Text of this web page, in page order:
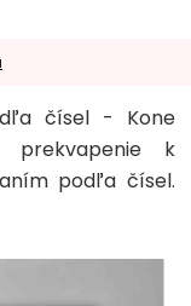
čísel - Kone
prekvapenie k
podľa čísel.